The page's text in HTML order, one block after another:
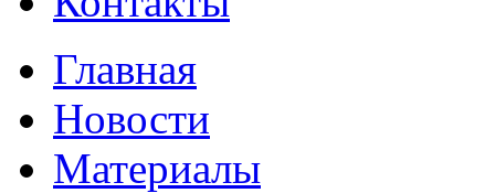
Главная
Новости
Материалы